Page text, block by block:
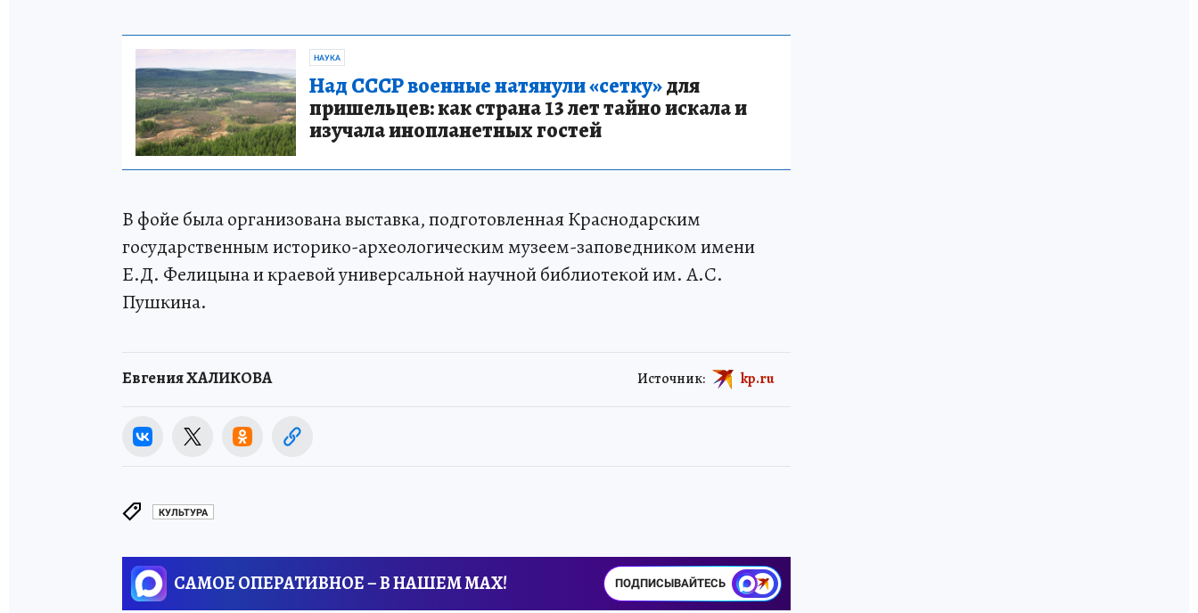
НАУКА
Над СССР военные натянули «сетку»для
пришельцев: как страна 13 лет тайно искала и
изучала инопланетных гостей
В фойе была организована выставка, подготовленная Краснодарским
государственным историко-археологическим музеем-заповедником имени
Е.Д. Фелицына и краевой универсальной научной библиотекой им. А.С.
Пушкина.
Евгения ХАЛИКОВА Источник: kp.ru
КУЛЬТУРА
САМОЕ ОПЕРАТИВНОЕ – В НАШЕМ MAX! ПОДПИСЫВАЙТЕСЬ